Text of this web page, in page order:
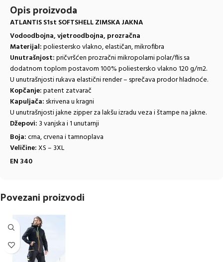
Opis proizvoda
ATLANTIS S1st SOFTSHELL ZIMSKA JAKNA
Vodoodbojna, vjetroodbojna, prozračna
Materijal:poliestersko vlakno, elastičan, mikrofibra
Unutrašnjost:pričvršćen prozračni mikropolarni polar/flis sa
dodatnom toplom postavom 100% poliestersko vlakno 120 g/m2.
U unutrašnjosti rukava elastični render – sprečava prodor hladnoće.
Kopčanje:patent zatvarač
Kapuljača: skrivena u kragni
U unutrašnjosti jakne zipper za lakšu izradu veza i štampe na jakne.
Džepovi: 3 vanjska i 1 unutarnji
Boja:crna, crvena i tamnoplava
Veličine:XS – 3XL
EN 340
Povezani proizvodi